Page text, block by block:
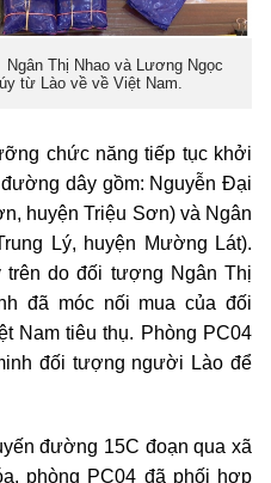
Thị Nhao và Lương Ngọc
từ Lào về về Việt Nam.
chức năng tiếp tục khởi
dây gồm: Nguyễn Đại
huyện Triệu Sơn) và Ngân
Lý, huyện Mường Lát).
trên do đối tượng Ngân Thị
đã móc nối mua của đối
Nam tiêu thụ. Phòng PC04
đối tượng người Lào để
đường 15C đoạn qua xã
phòng PC04 đã phối hợp